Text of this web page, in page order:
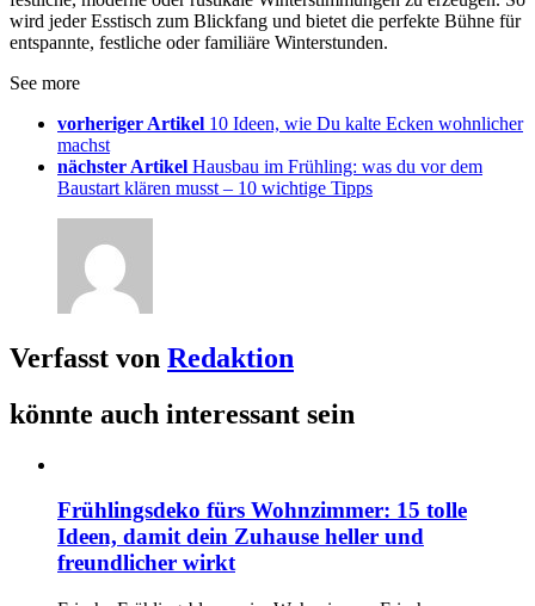
wird jeder Esstisch zum Blickfang und bietet die perfekte Bühne für
entspannte, festliche oder familiäre Winterstunden.
See more
vorheriger Artikel 10 Ideen, wie Du kalte Ecken wohnlicher
machst
nächster Artikel Hausbau im Frühling: was du vor dem
Baustart klären musst – 10 wichtige Tipps
Verfasst von Redaktion
könnte auch interessant sein
Frühlingsdeko fürs Wohnzimmer: 15 tolle
Ideen, damit dein Zuhause heller und
freundlicher wirkt